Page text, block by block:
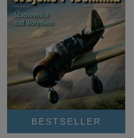
BESTSELLER